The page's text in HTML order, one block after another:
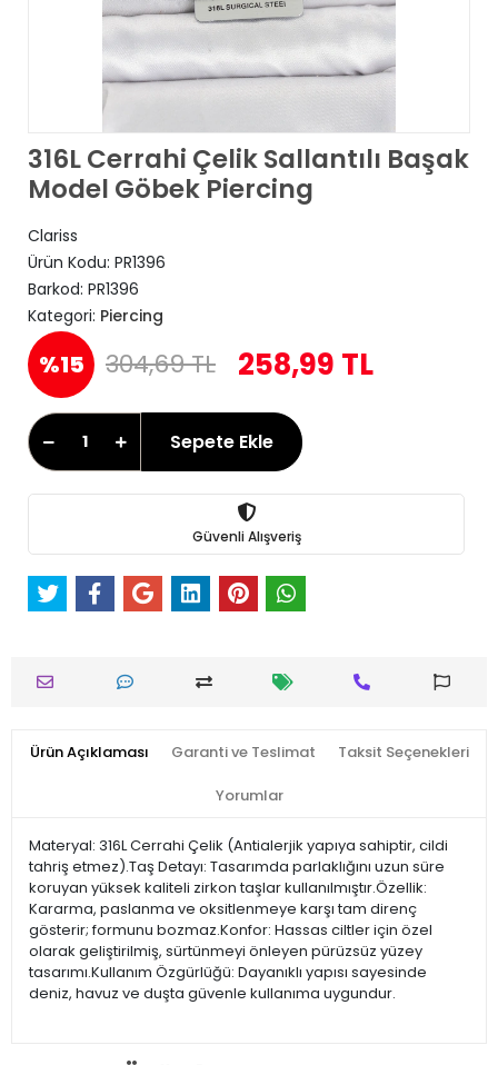
316L Cerrahi Çelik Sallantılı Başak
Model Göbek Piercing
Clariss
Ürün Kodu: PR1396
Barkod: PR1396
Kategori: Piercing
%15 304,69 TL 258,99 TL
Sepete Ekle
Güvenli Alışveriş
Ürün Açıklaması Garanti ve Teslimat Taksit Seçenekleri
Yorumlar
Materyal: 316L Cerrahi Çelik (Antialerjik yapıya sahiptir, cildi
tahriş etmez).Taş Detayı: Tasarımda parlaklığını uzun süre
koruyan yüksek kaliteli zirkon taşlar kullanılmıştır.Özellik:
Kararma, paslanma ve oksitlenmeye karşı tam direnç
gösterir; formunu bozmaz.Konfor: Hassas ciltler için özel
olarak geliştirilmiş, sürtünmeyi önleyen pürüzsüz yüzey
tasarımı.Kullanım Özgürlüğü: Dayanıklı yapısı sayesinde
deniz, havuz ve duşta güvenle kullanıma uygundur.